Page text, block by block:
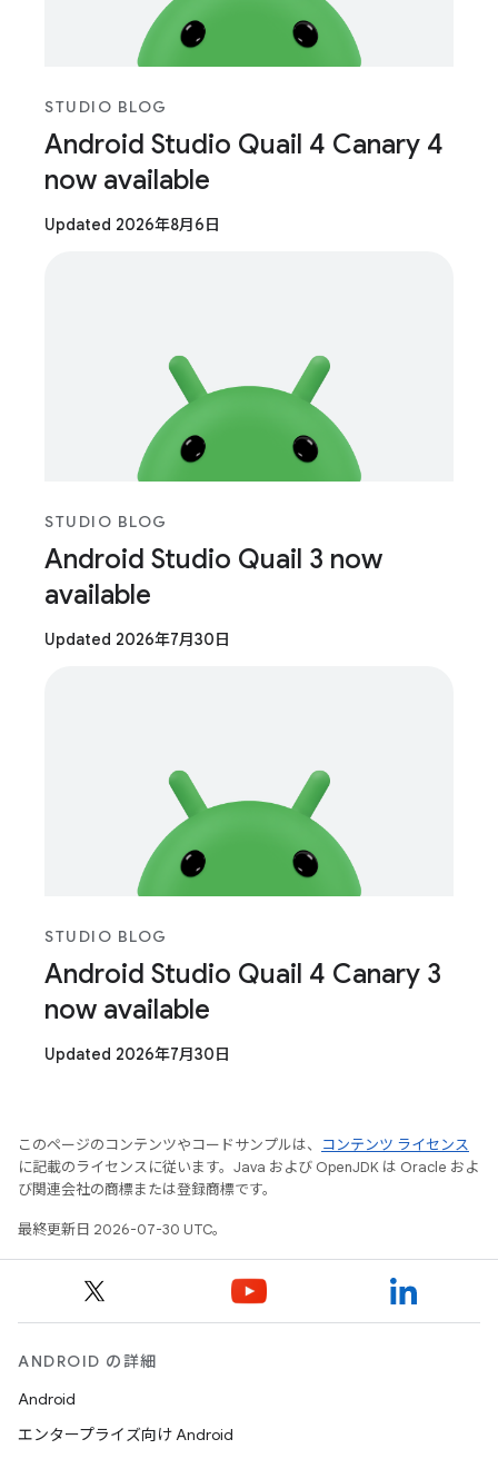
STUDIO BLOG
Android Studio Quail 4 Canary 4
now available
Updated 2026年8月6日
STUDIO BLOG
Android Studio Quail 3 now
available
Updated 2026年7月30日
STUDIO BLOG
Android Studio Quail 4 Canary 3
now available
Updated 2026年7月30日
このページのコンテンツやコードサンプルは、
コンテンツ ライセンス
に記載のライセンスに従います。Java および OpenJDK は Oracle およ
び関連会社の商標または登録商標です。
最終更新日 2026-07-30 UTC。
ANDROID の詳細
Android
エンタープライズ向け Android